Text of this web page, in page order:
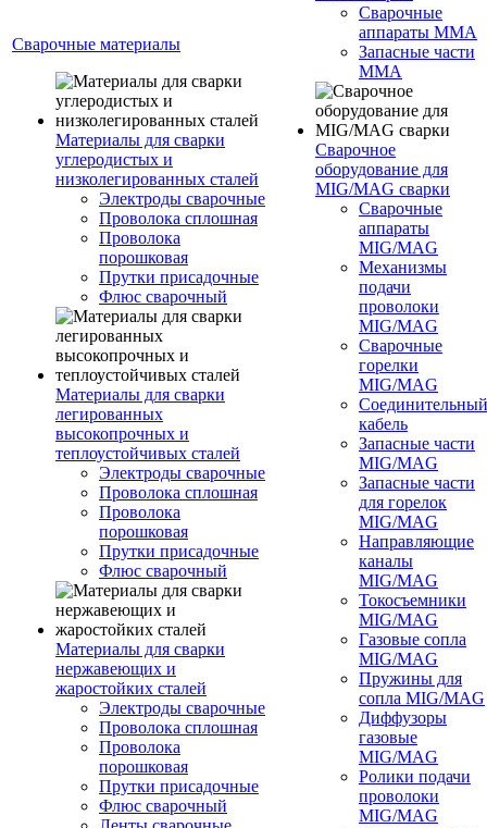
Сварочные материалы
Материалы для сварки
углеродистых и
низколегированных сталей
Электроды сварочные
Проволока сплошная
Проволока
порошковая
Прутки присадочные
Флюс сварочный
Материалы для сварки
легированных
высокопрочных и
теплоустойчивых сталей
Электроды сварочные
Проволока сплошная
Проволока
порошковая
Прутки присадочные
Флюс сварочный
Материалы для сварки
нержавеющих и
жаростойких сталей
Электроды сварочные
Проволока сплошная
Проволока
порошковая
Прутки присадочные
Флюс сварочный
Сварочные
аппараты MMA
Запасные части
MMA
Сварочное
оборудование для
MIG/MAG сварки
Сварочные
аппараты
MIG/MAG
Механизмы
подачи
проволоки
MIG/MAG
Сварочные
горелки
MIG/MAG
Соединительный
кабель
Запасные части
MIG/MAG
Запасные части
для горелок
MIG/MAG
Направляющие
каналы
MIG/MAG
Токосъемники
MIG/MAG
Газовые сопла
MIG/MAG
Пружины для
сопла MIG/MAG
Диффузоры
газовые
MIG/MAG
Ролики подачи
проволоки
MIG/MAG